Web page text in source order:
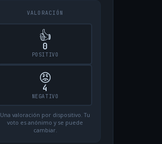
VALORACIÓN
👍
0
POSITIVO
😡
4
NEGATIVO
Una valoración por dispositivo. Tu
voto es anónimo y se puede
cambiar.